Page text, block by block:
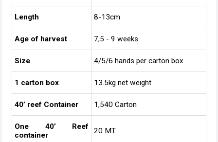
Length 8-13cm
Age of harvest 7,5 - 9 weeks
Size 4/5/6 hands per carton box
1 carton box 13.5kg net weight
40’ reef Container 1,540 Carton
One 40’ Reef
container
20 MT